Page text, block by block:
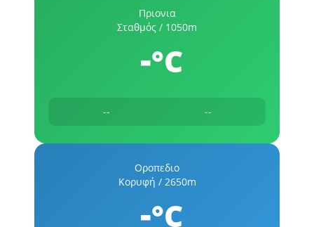
Πριονια
Σταθμός / 1050m
-°C
-- --
Οροπεδιο
Κορυφή / 2650m
-°C